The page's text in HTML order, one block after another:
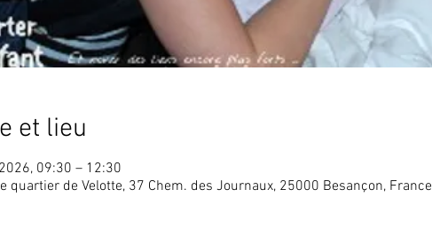
et lieu
09:30 – 12:30
quartier de Velotte, 37 Chem. des Journaux, 25000 Besançon, France